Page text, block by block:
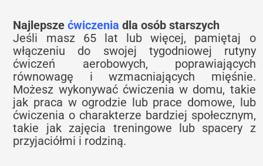
Najlepszećwiczenia dla osób starszych
Jeśli masz 65 lat lub więcej, pamiętaj o
włączeniu do swojej tygodniowej rutyny
ćwiczeń aerobowych, poprawiających
równowagę i wzmacniających mięśnie.
Możesz wykonywać ćwiczenia w domu, takie
jak praca w ogrodzie lub prace domowe, lub
ćwiczenia o charakterze bardziej społecznym,
takie jak zajęcia treningowe lub spacery z
przyjaciółmi i rodziną.